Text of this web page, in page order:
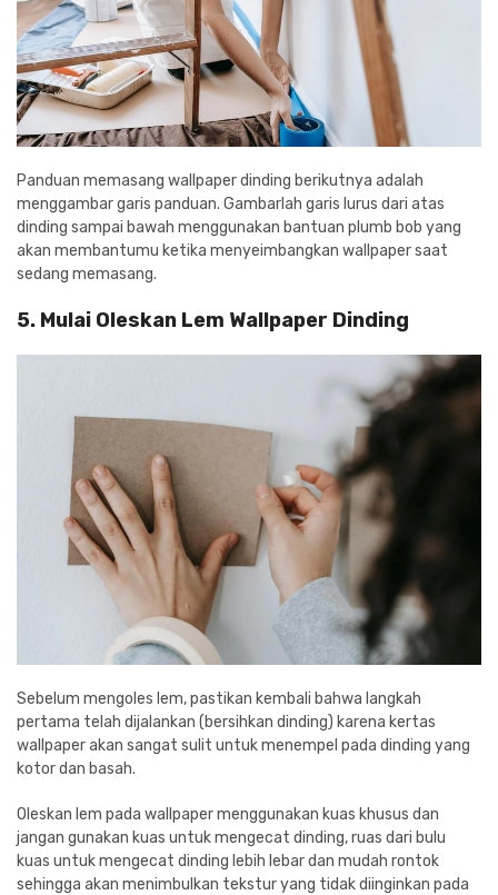
Panduan memasang wallpaper dinding berikutnya adalah
menggambar garis panduan. Gambarlah garis lurus dari atas
dinding sampai bawah menggunakan bantuan plumb bob yang
akan membantumu ketika menyeimbangkan wallpaper saat
sedang memasang.
5. Mulai Oleskan Lem Wallpaper Dinding
Sebelum mengoles lem, pastikan kembali bahwa langkah
pertama telah dijalankan (bersihkan dinding) karena kertas
wallpaper akan sangat sulit untuk menempel pada dinding yang
kotor dan basah.
Oleskan lem pada wallpaper menggunakan kuas khusus dan
jangan gunakan kuas untuk mengecat dinding, ruas dari bulu
kuas untuk mengecat dinding lebih lebar dan mudah rontok
sehingga akan menimbulkan tekstur yang tidak diinginkan pada